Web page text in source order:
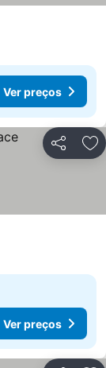
Ver preços
Partilhar
Ver preços